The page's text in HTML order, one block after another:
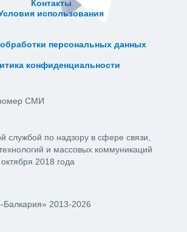
Контакты
использования
персональных данных
конфиденциальности
2013-2026
СМИ
службой по надзору в сфере связи,
и массовых коммуникаций
2018 года